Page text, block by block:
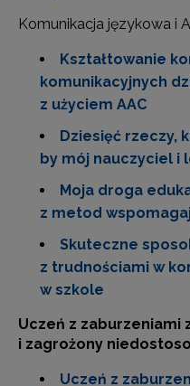
Komunikacja językowa i
Kształtowanie
komunikacyjnych
z użyciem AAC
Dziesięć rzeczy,
by mój nauczyciel i
Moja droga
z metod
Skuteczne
z trudnościami w
w szkole
Uczeń z zaburzeniami
i zagrożony
Uczeń z